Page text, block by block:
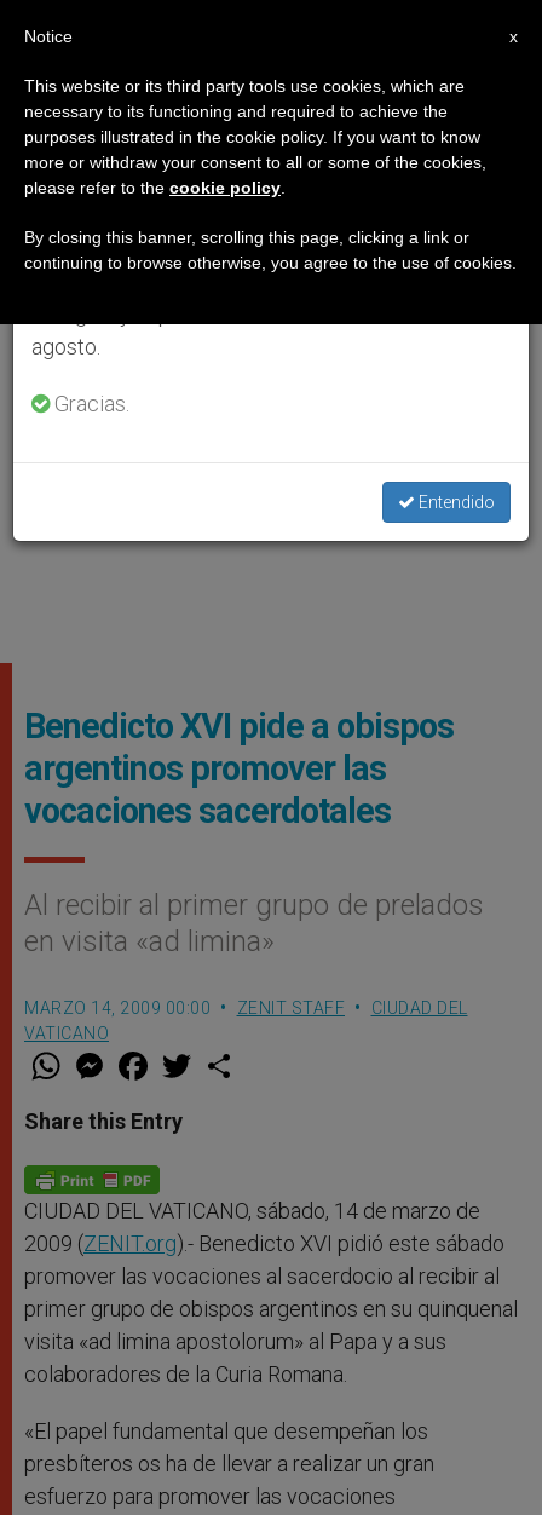
Benedicto XVI pide a obispos
argentinos promover las
vocaciones sacerdotales
Al recibir al primer grupo de prelados
en visita «ad limina»
MARZO 14, 2009 00:00 ZENIT STAFF
CIUDAD DEL
VATICANO
W
t
s
p
p
M
e
s
e
g
e
r
F
a
e
b
o
k
w
Share this Entry
CIUDAD DEL VATICANO, sábado, 14 de marzo de
2009 (ZENIT.org).- Benedicto XVI pidió este sábado
promover las vocaciones al sacerdocio al recibir al
primer grupo de obispos argentinos en su quinquenal
visita «ad limina apostolorum» al Papa y a sus
colaboradores de la Curia Romana.
«El papel fundamental que desempeñan los
presbíteros os ha de llevar a realizar un gran
esfuerzo para promover las vocaciones
×
Aviso importante
Del 27 de julio al 7 de agosto haremos la pausa
anual, aprovechando que en el periodo de verano
se generan menos informaciones y también el
agosto.
Gracias.
Entendido
x
Notice
This website or its third party tools use cookies, which are
necessary to its functioning and required to achieve the
purposes illustrated in the cookie policy. If you want to know
more or withdraw your consent to all or some of the cookies,
please refer to the cookie policy
By closing this banner, scrolling this page, clicking a link or
continuing to browse otherwise, you agree to the use of cookies.